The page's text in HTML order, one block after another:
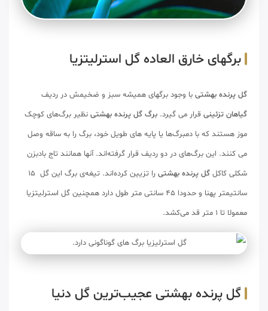
برگهای خارق العاده گل استرلیتزیا
گل پرنده بهشتی با وجود برگهای همیشه سبز و ضخیمش در ردیف
گیاهان تزئینی قرار می گیرد. برگ گل پرنده بهشتی نظیر برگ‌های کوچک
موز هستند که با دمبرگ‌ها یا پایه های طویل خود، برگ را به ساقه وصل
می کنند. این برگ‌های در دو ردیف قرار گرفته‌اند. آنها همانند تاج بادبزن
شکلی کاکل گل پرنده بهشتی
را تزیین کرده‌اند. تیغه‌ی برگ این گل 15
سانتیمتر پهنا و حدودا 45 سانتی متر طول دارد همچنین گل استرلیتزیا
معمولا تا 1 متر قد می‌کشد.
گل پرنده بهشتی عجیب‌ترین گل دنیا